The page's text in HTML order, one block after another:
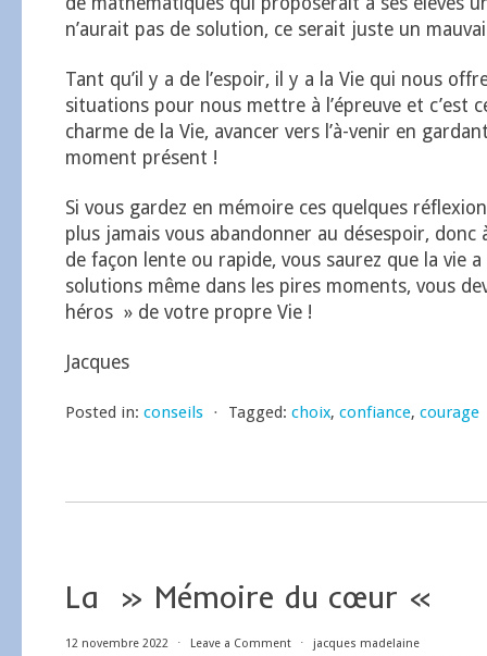
n’aurait pas de solution, ce serait juste un
Tant qu’il y a de l’espoir, il y a la Vie qui nous
situations pour nous mettre à l’épreuve et c’est
charme de la Vie, avancer vers l’à-venir en
moment présent !
Si vous gardez en mémoire ces quelques
plus jamais vous abandonner au désespoir, donc
de façon lente ou rapide, vous saurez que la vie
solutions même dans les pires moments, vous
héros » de votre propre Vie !
Jacques
Posted in: conseils ⋅ Tagged: choix, confiance, courage
La » Mémoire du cœur «
12 novembre 2022 ⋅ Leave a Comment ⋅ jacques madelaine